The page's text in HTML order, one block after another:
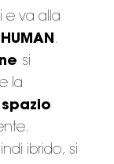
e va alla
.
si
la
spazio
ibrido, si